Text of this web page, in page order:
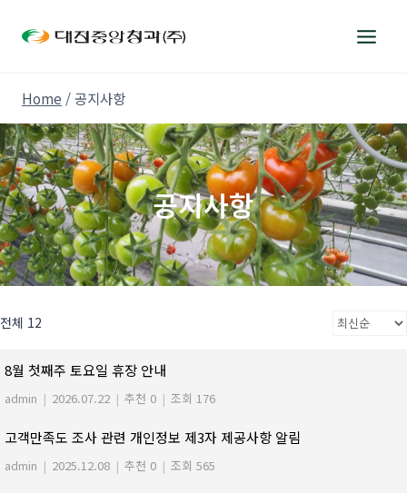
Home /공지사항
공지사항
전체 12
8월 첫째주 토요일 휴장 안내
admin | 2026.07.22 | 추천 0 | 조회 176
고객만족도 조사 관련 개인정보 제3자 제공사항 알림
admin | 2025.12.08 | 추천 0 | 조회 565